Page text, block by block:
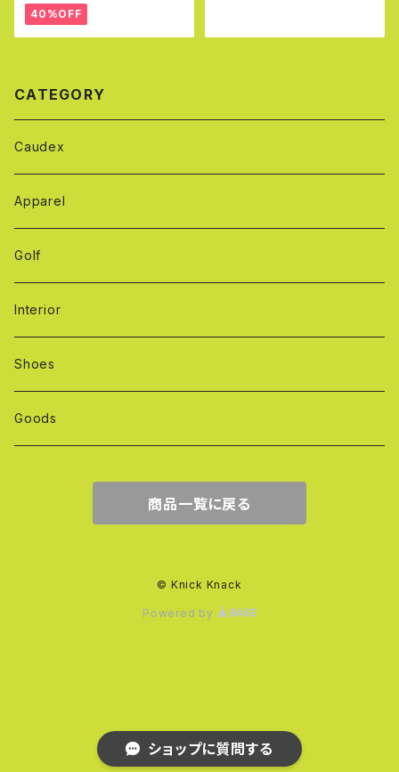
ショップに質問する
40%OFF
CATEGORY
Caudex
Apparel
Golf
Interior
Shoes
Goods
商品一覧に戻る
© Knick Knack
Powered by